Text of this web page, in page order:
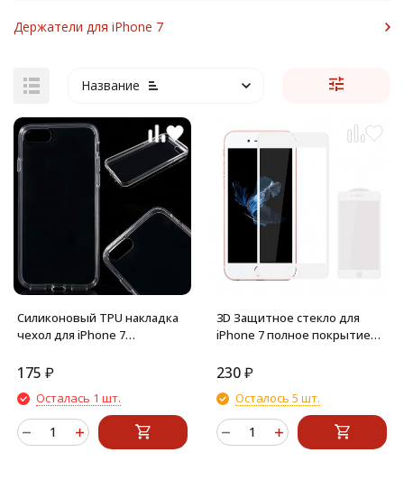
Держатели для iPhone 7
Название
Силиконовый TPU накладка
чехол для iPhone 7
175 ₽
Осталась 1 шт.
3D Защитное стекло для
iPhone 7 полное покрытие
230₽
Осталось 5 шт.